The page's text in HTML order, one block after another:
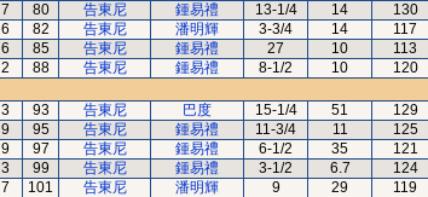
7 80 告東尼 鍾易禮 13-1/4 14 130
6 82 告東尼 潘明輝 3-3/4 14 117
6 85 告東尼 鍾易禮 27 10 113
2 88 告東尼 鍾易禮 8-1/2 10 120
3 93 告東尼 巴度 15-1/4 51 129
9 95 告東尼 鍾易禮 11-3/4 11 125
9 97 告東尼 鍾易禮 6-1/2 35 121
3 99 告東尼 鍾易禮 3-1/2 6.7 124
7 101 告東尼 潘明輝 9 29 119